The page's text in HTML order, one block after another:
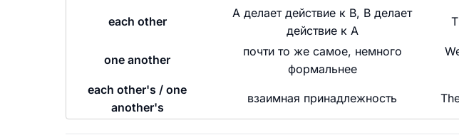
each other
А делает действие к B, B делает
действие к A
one another
почти то же самое, немного
формальнее
each other's / one
another's
взаимная принадлежность